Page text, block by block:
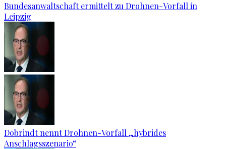
Bundesanwaltschaft ermittelt zu Drohnen-Vorfall in
Leipzig
Dobrindt nennt Drohnen-Vorfall „hybrides
Anschlagsszenario“